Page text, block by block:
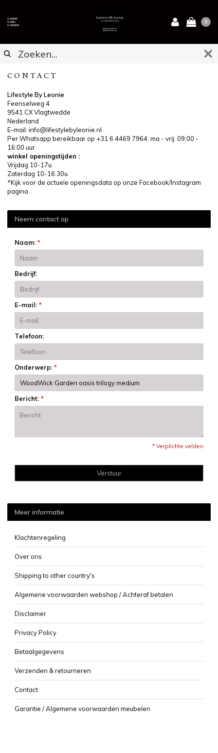
0
CONTACT
Lifestyle By Leonie
Feenselweg 4
9541 CX Vlagtwedde
Nederland
E-mail: info@lifestylebyleonie.nl
Per Whatsapp bereikbaar op +31 6 4469 7964: ma - vrij: 09:00 -
16:00 uur
winkel openingstijden :
Vrijdag 10-17u.
Zaterdag 10-16.30u.
*Kijk voor de actuele openingsdata op onze Facebook/Instagram
pagina
Neem contact op
Naam: *
Bedrijf:
E-mail: *
Telefoon:
Onderwerp: *
Bericht: *
* Verplichte velden
Verstuur
Meer informatie
Klachtenregeling
Over ons
Shipping to other country's
Algemene voorwaarden webshop / Achteraf betalen
Disclaimer
Privacy Policy
Betaalgegevens
Verzenden & retourneren
Contact
Garantie / Algemene voorwaarden meubelen